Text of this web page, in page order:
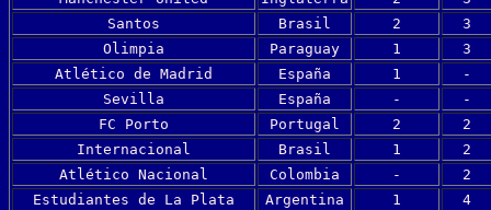
Santos
Brasil 2
3
Olimpia
Paraguay 1
3
Atlético de Madrid
España 1
-
Sevilla
España -
-
FC Porto
Portugal 2
2
Internacional
Brasil 1
2
Atlético Nacional
Colombia -
2
Estudiantes de La Plata
Argentina 1
4